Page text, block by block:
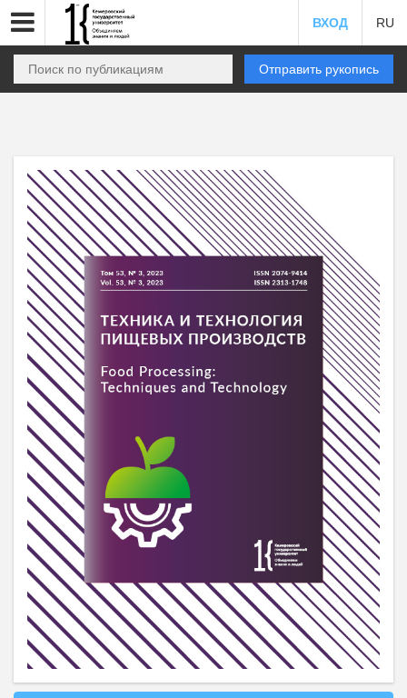
ВХОД RU
Отправить рукопись